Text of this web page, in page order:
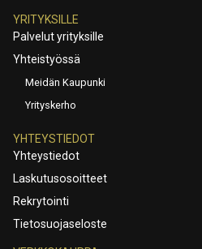
YRITYKSILLE
Palvelut yrityksille
Yhteistyössä
Meidän Kaupunki
Yrityskerho
YHTEYSTIEDOT
Yhteystiedot
Laskutusosoitteet
Rekrytointi
Tietosuojaseloste